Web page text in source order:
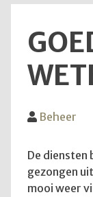
Beheer
De diensten
gezongen
mooi weer